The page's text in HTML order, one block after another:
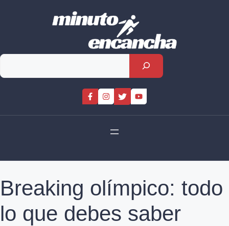
Rechercher
Breaking olímpico: todo
lo que debes saber